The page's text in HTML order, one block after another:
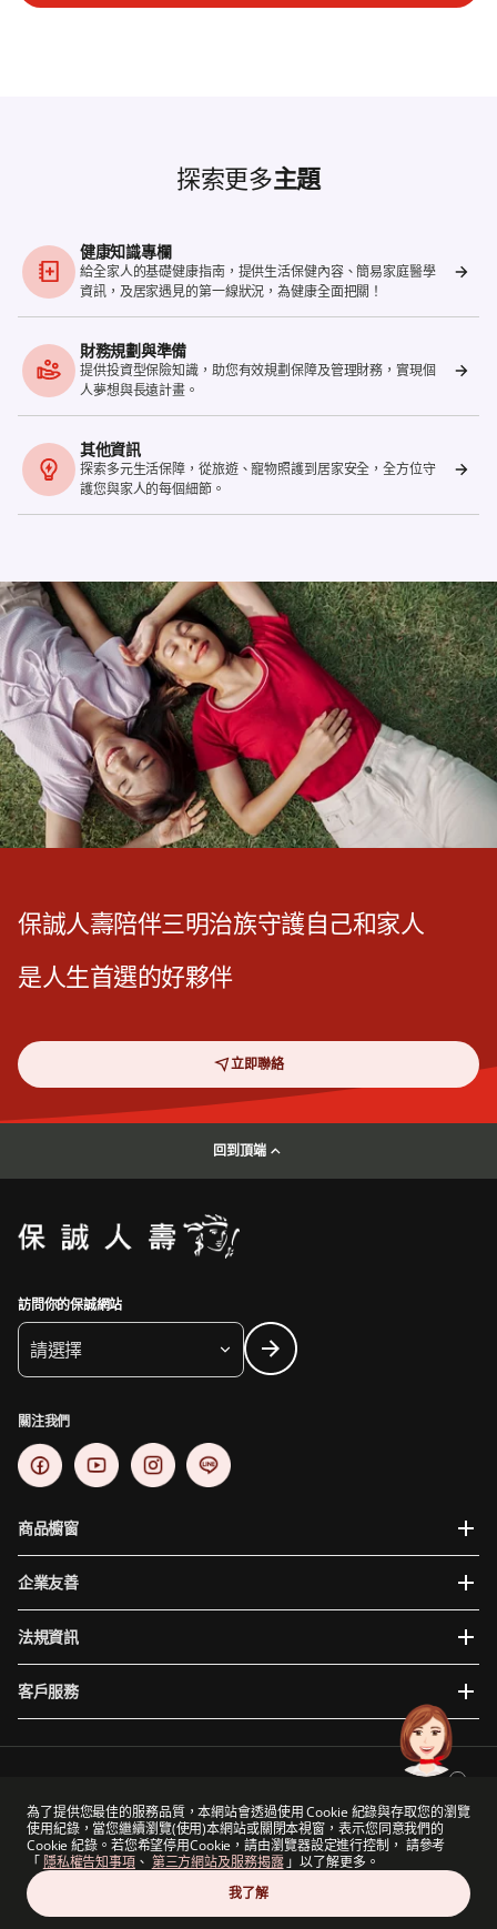
探索更多主題
健康知識專欄
給全家人的基礎健康指南，提供生活保健內容、簡易家庭醫學
資訊，及居家遇見的第一線狀況，為健康全面把關！
財務規劃與準備
提供投資型保險知識，助您有效規劃保障及管理財務，實現個
人夢想與長遠計畫。
其他資訊
探索多元生活保障，從旅遊、寵物照護到居家安全，全方位守
護您與家人的每個細節。
保誠人壽陪伴三明治族守護自己和家人
是人生首選的好夥伴
立即聯絡
回到頂端
訪問你的保誠網站
請選擇
關注我們
商品櫥窗
企業友善
法規資訊
客戶服務
保誠集團與保德信金融集團（一家主要營業地點位於美國的公司）及The Prudential
Assurance Company Limited（M&G plc的附屬公司，一家於英國註冊成立的公司）沒有任何
關聯。
保誠人壽保險股份有限公司版權所有
Copyright © 2026 PCA Life Assurance Co., Ltd. All rights reserved.
為了提供您最佳的服務品質，本網站會透過使用 Cookie 紀錄與存取您的瀏覽
使用紀錄，當您繼續瀏覽(使用)本網站或關閉本視窗，表示您同意我們的
Cookie 紀錄。若您希望停用Cookie，請由瀏覽器設定進行控制， 請參考
「 隱私權告知事項、 第三方網站及服務揭露」以了解更多。
我了解